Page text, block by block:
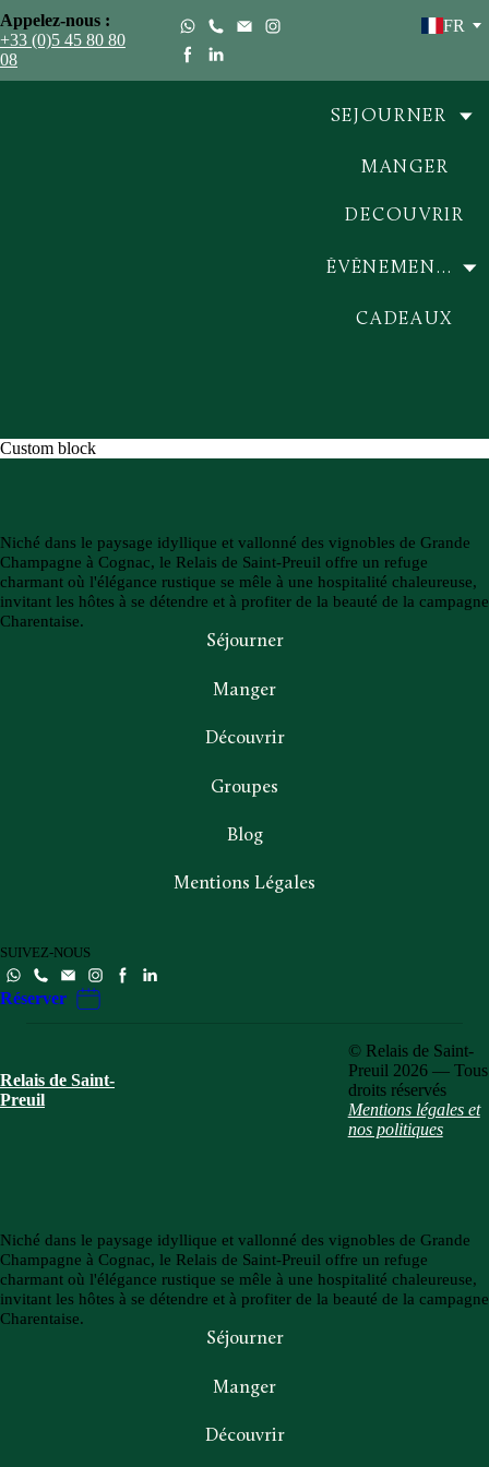
Appelez-nous :
+33 (0)5 45 80 80
08
FR
SEJOURNER
MANGER
DECOUVRIR
ÉVÉNEMENTS
CADEAUX
Custom block
Niché dans le paysage idyllique et vallonné des vignobles de Grande
Champagne à Cognac, le Relais de Saint-Preuil offre un refuge
charmant où l'élégance rustique se mêle à une hospitalité chaleureuse,
invitant les hôtes à se détendre et à profiter de la beauté de la campagne
Charentaise.
Séjourner
Manger
Découvrir
Groupes
Blog
Mentions Légales
SUIVEZ-NOUS
Réserver
Relais de Saint-
Preuil
© Relais de Saint-
Preuil 2026 — Tous
droits réservés
Mentions légales et
nos politiques
Niché dans le paysage idyllique et vallonné des vignobles de Grande
Champagne à Cognac, le Relais de Saint-Preuil offre un refuge
charmant où l'élégance rustique se mêle à une hospitalité chaleureuse,
invitant les hôtes à se détendre et à profiter de la beauté de la campagne
Charentaise.
Séjourner
Manger
Découvrir